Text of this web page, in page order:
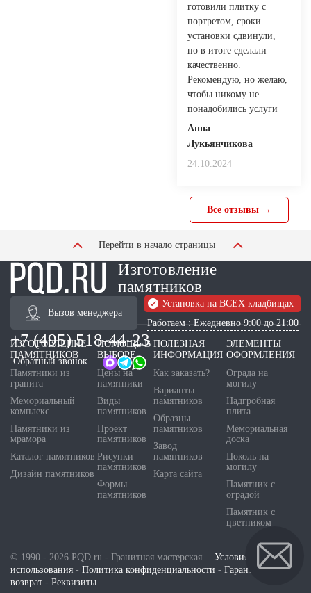
готовили плитку с
портретом, сроки
установки сдвинули,
но в итоге сделали
качественно.
Рекомендую, но желаю,
чтобы никому не
понадобились услуги
Анна
Лукьянчикова
24.10.2024
Все отзывы →
Перейти в начало страницы
Изготовление
памятников
Вызов менеджера
Установка на ВСЕХ кладбищах
Работаем : Ежедневно 9:00 до 21:00
+7 (495) 518-44-23
Обратный звонок
ИЗГОТОВЛЕНИЕ
ПАМЯТНИКОВ
Памятники из
гранита
Мемориальный
комплекс
Памятники из
мрамора
Каталог памятников
Дизайн памятников
ПОМОЩЬ В
ВЫБОРЕ
Цены на
памятники
Виды
памятников
Проект
памятников
Рисунки
памятников
Формы
памятников
ПОЛЕЗНАЯ
ИНФОРМАЦИЯ
Как заказать?
Варианты
памятников
Образцы
памятников
Завод
памятников
Карта сайта
ЭЛЕМЕНТЫ
ОФОРМЛЕНИЯ
Ограда на
могилу
Надгробная
плита
Мемориальная
доска
Цоколь на
могилу
Памятник с
оградой
Памятник с
цветником
© 1990 - 2026 PQD.ru - Гранитная мастерская. Условия
использования - Политика конфиденциальности - Гарантия и
возврат - Реквизиты